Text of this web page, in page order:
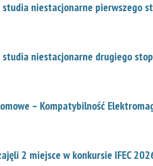
studia niestacjonarne pierwszego
studia niestacjonarne drugiego
– Kompatybilność
2 miejsce w konkursie IFEC